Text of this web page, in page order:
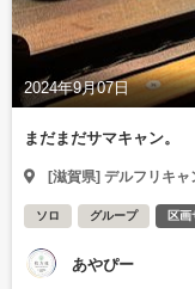
2024年9月07日
まだまだサマキャン。
[滋賀県] デルフリキャ
ソロ グループ 区画
あやぴー